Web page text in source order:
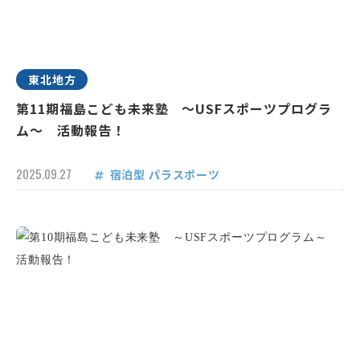
東北地方
第11期福島こども未来塾 ～USFスポーツプログラ
ム～ 活動報告！
2025.09.27 宿泊型 パラスポーツ